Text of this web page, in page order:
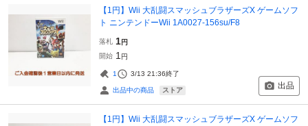
【1円】Wii 大乱闘スマッシュブラザーズX ゲームソフ
ト ニンテンドーWii 1A0027-156su/F8
落札 1円
開始 1 円
1 3/13 21:36終了
出品中の商品 ストア 出品
【1円】Wii 大乱闘スマッシュブラザーズX ゲームソフ